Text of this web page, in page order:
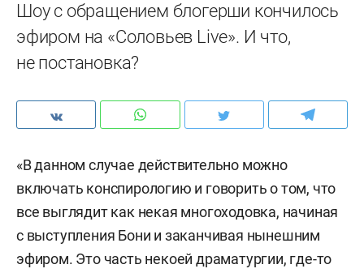
Шоу с обращением блогерши кончилось
эфиром на «Соловьев Live». И что,
не постановка?
«В данном случае действительно можно
включать конспирологию и говорить о том, что
все выглядит как некая многоходовка, начиная
с выступления Бони и заканчивая нынешним
эфиром. Это часть некоей драматургии, где-то